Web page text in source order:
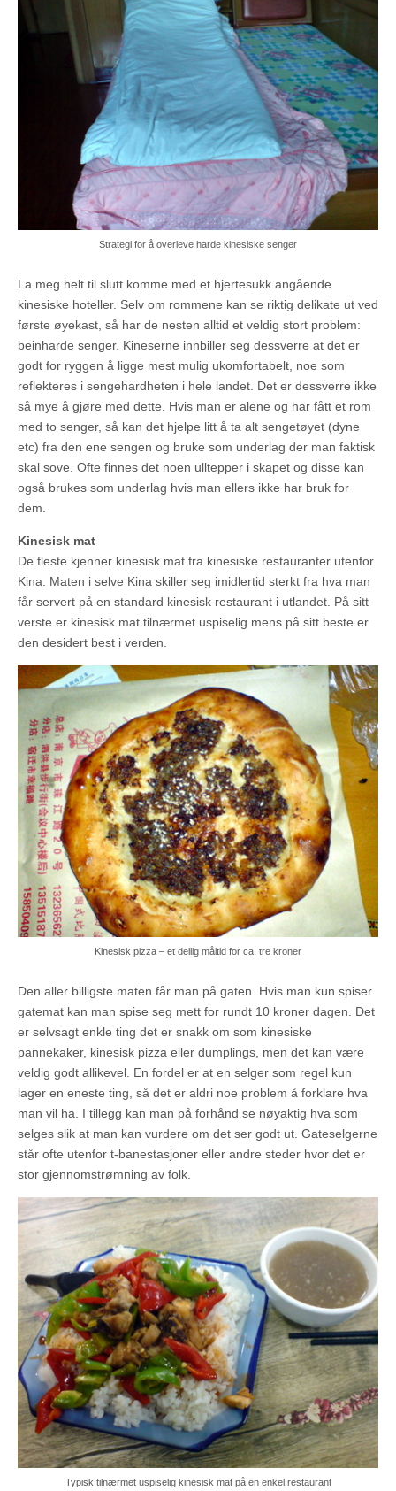
Strategi for å overleve harde kinesiske senger
La meg helt til slutt komme med et hjertesukk angående
kinesiske hoteller. Selv om rommene kan se riktig delikate ut ved
første øyekast, så har de nesten alltid et veldig stort problem:
beinharde senger. Kineserne innbiller seg dessverre at det er
godt for ryggen å ligge mest mulig ukomfortabelt, noe som
reflekteres i sengehardheten i hele landet. Det er dessverre ikke
så mye å gjøre med dette. Hvis man er alene og har fått et rom
med to senger, så kan det hjelpe litt å ta alt sengetøyet (dyne
etc) fra den ene sengen og bruke som underlag der man faktisk
skal sove. Ofte finnes det noen ulltepper i skapet og disse kan
også brukes som underlag hvis man ellers ikke har bruk for
dem.
Kinesisk mat
De fleste kjenner kinesisk mat fra kinesiske restauranter utenfor
Kina. Maten i selve Kina skiller seg imidlertid sterkt fra hva man
får servert på en standard kinesisk restaurant i utlandet. På sitt
verste er kinesisk mat tilnærmet uspiselig mens på sitt beste er
den desidert best i verden.
Kinesisk pizza – et deilig måltid for ca. tre kroner
Den aller billigste maten får man på gaten. Hvis man kun spiser
gatemat kan man spise seg mett for rundt 10 kroner dagen. Det
er selvsagt enkle ting det er snakk om som kinesiske
pannekaker, kinesisk pizza eller dumplings, men det kan være
veldig godt allikevel. En fordel er at en selger som regel kun
lager en eneste ting, så det er aldri noe problem å forklare hva
man vil ha. I tillegg kan man på forhånd se nøyaktig hva som
selges slik at man kan vurdere om det ser godt ut. Gateselgerne
står ofte utenfor t-banestasjoner eller andre steder hvor det er
stor gjennomstrømning av folk.
Typisk tilnærmet uspiselig kinesisk mat på en enkel restaurant